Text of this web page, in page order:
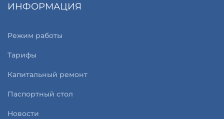
ИНФОРМАЦИЯ
Режим работы
Тарифы
Капитальный ремонт
Паспортный стол
Новости